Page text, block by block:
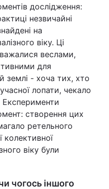
дослідження:
незвичайні
на
віку. Ці
веслами,
для
землі - хоча тих, хто
лопати, чекало
Експерименти
створення цих
ретельного
колективної
віку були
чогось іншого